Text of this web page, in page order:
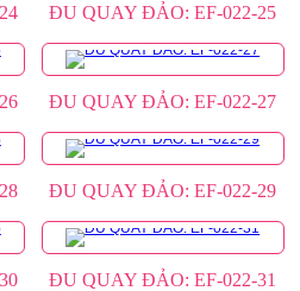
ĐU QUAY ĐẢO: EF-022-25
ĐU QUAY ĐẢO: EF-022-27
ĐU QUAY ĐẢO: EF-022-29
ĐU QUAY ĐẢO: EF-022-31